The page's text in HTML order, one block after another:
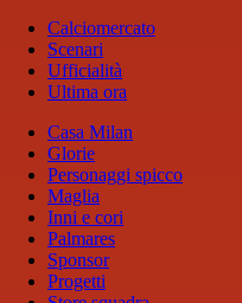
Calciomercato
Scenari
Ufficialità
Ultima ora
Casa Milan
Glorie
Personaggi spicco
Maglia
Inni e cori
Palmares
Sponsor
Progetti